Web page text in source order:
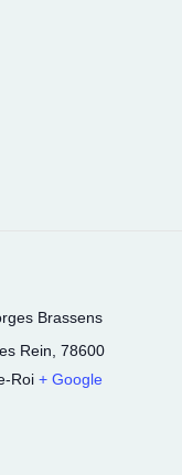
Brassens
Rein 78600
Roi + Google